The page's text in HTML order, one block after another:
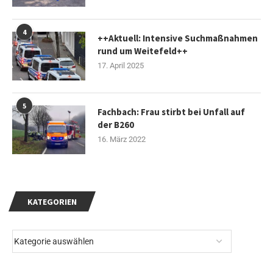
KATEGORIEN
4
++Aktuell: Intensive Suchmaßnahmen
rund um Weitefeld++
17. April 2025
5
Fachbach: Frau stirbt bei Unfall auf
der B260
16. März 2022